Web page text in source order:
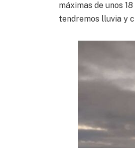
máximas de unos
tendremos lluvia y